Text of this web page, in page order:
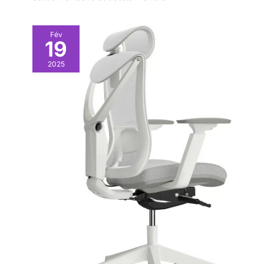
espace de rangement
garde votre espace de
travail fonctionnel et bien
rangé.
Fév
19
2025